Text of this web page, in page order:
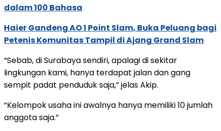
dalam 100 Bahasa
Haier Gandeng AO 1 Point Slam, Buka Peluang bagi
Petenis Komunitas Tampil di Ajang Grand Slam
“Sebab, di Surabaya sendiri, apalagi di sekitar
lingkungan kami, hanya terdapat jalan dan gang
sempit padat penduduk saja,” jelas Akip.
“Kelompok usaha ini awalnya hanya memiliki 10 jumlah
anggota saja.”